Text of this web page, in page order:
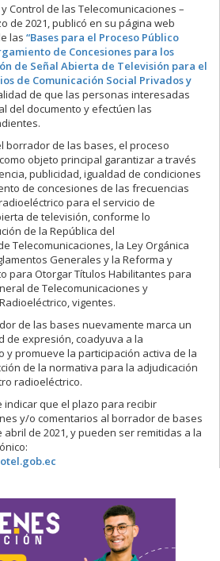
Control de las Telecomunicaciones –
de 2021, publicó en su página web
las “Bases para el Proceso Público
de Concesiones para los
de Señal Abierta de Televisión para el
de Comunicación Social Privados y
de que las personas interesadas
del documento y efectúen las
borrador de las bases, el proceso
objeto principal garantizar a través
publicidad, igualdad de condiciones
de concesiones de las frecuencias
para el servicio de
de televisión, conforme lo
de la República del
Telecomunicaciones, la Ley Orgánica
Generales y la Reforma y
para Otorgar Títulos Habilitantes para
de Telecomunicaciones y
vigentes.
de las bases nuevamente marca un
de expresión, coadyuva a la
y promueve la participación activa de la
de la normativa para la adjudicación
radioeléctrico.
indicar que el plazo para recibir
y/o comentarios al borrador de bases
de 2021, y pueden ser remitidas a la